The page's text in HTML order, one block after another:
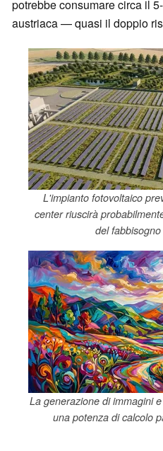
potrebbe consumare circa il
austriaca — quasi il doppio
L'impianto fotovoltaico
center riuscirà
del
La generazione di immagini
una potenza di calcolo